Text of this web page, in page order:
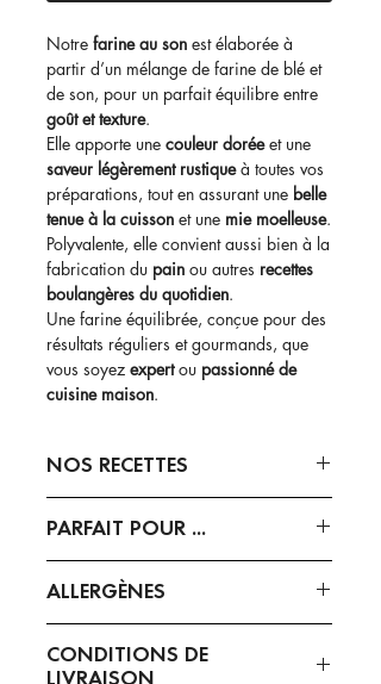
Notre farine au son est élaborée à
partir d’un mélange de farine de blé et
de son, pour un parfait équilibre entre
goût et texture.
Elle apporte une couleur doréeet une
saveur légèrement rustiqueà toutes vos
préparations, tout en assurant une belle
tenue à la cuisson et une mie moelleuse.
Polyvalente, elle convient aussi bien à la
fabrication du pain ou autres recettes
boulangères du quotidien.
Une farine équilibrée, conçue pour des
résultats réguliers et gourmands, que
vous soyez expertou passionné de
cuisine maison.
NOS RECETTES
PARFAIT POUR ...
- Pain maison
ALLERGÈNES
CONDITIONS DE
LIVRAISON